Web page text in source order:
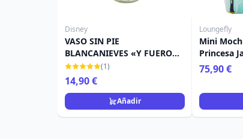
Disney
VASO SIN PIE
BLANCANIEVES «Y FUERON
FELICES PARA SIEMPRE» -
DISNEY LOLITA
(1)
14,90 €
Añadir
Loungefly
Mini
Princesa
de
Loungefly
75,90 €